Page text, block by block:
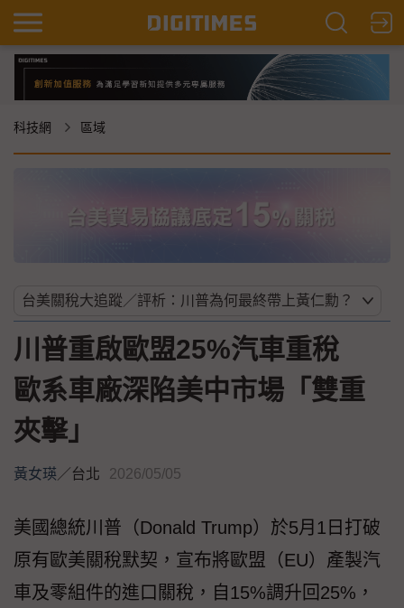
科技網 區域
川普重啟歐盟25%汽車重稅
歐系車廠深陷美中市場「雙重
夾擊」
黃女瑛 ／台北 2026/05/05
美國總統川普（Donald Trump）於5月1日打破
原有歐美關稅默契，宣布將歐盟（EU）產製汽
車及零組件的進口關稅，自15%調升回25%，